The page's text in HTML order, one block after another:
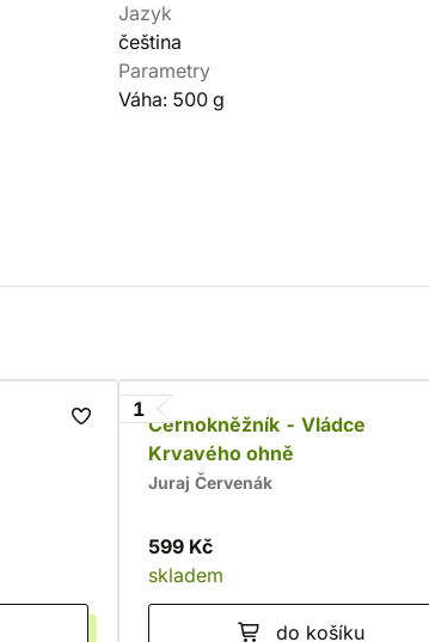
Jazyk
čeština
Parametry
Váha: 500 g
1
Černokněžník - Vládce
Krvavého ohně
Juraj Červenák
599 Kč
skladem
do košíku